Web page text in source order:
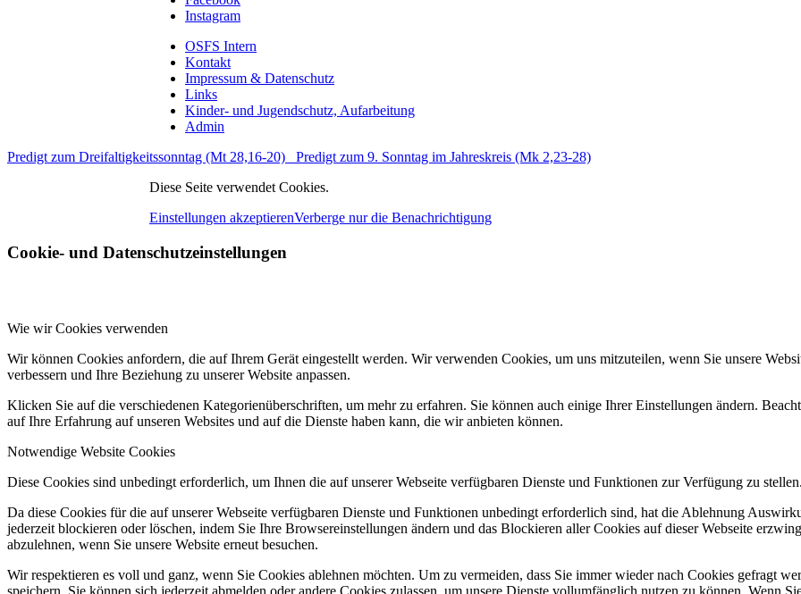
Instagram
OSFS Intern
Kontakt
Impressum & Datenschutz
Links
Kinder- und Jugendschutz, Aufarbeitung
Admin
Predigt zum Dreifaltigkeitssonntag (Mt 28,16-20)
Predigt zum 9. Sonntag im Jahreskreis (Mk 2,23-28)
Diese Seite verwendet Cookies.
Einstellungen akzeptierenVerberge nur die Benachrichtigung
Cookie- und Datenschutzeinstellungen
Wie wir Cookies verwenden
Wir können Cookies anfordern, die auf Ihrem Gerät eingestellt werden. Wir verwenden Cookies, um uns mitzuteilen, wenn Sie unsere
verbessern und Ihre Beziehung zu unserer Website anpassen.
Klicken Sie auf die verschiedenen Kategorienüberschriften, um mehr zu erfahren. Sie können auch einige Ihrer Einstellungen ändern.
auf Ihre Erfahrung auf unseren Websites und auf die Dienste haben kann, die wir anbieten können.
Notwendige Website Cookies
Diese Cookies sind unbedingt erforderlich, um Ihnen die auf unserer Webseite verfügbaren Dienste und Funktionen zur Verfügung zu stellen.
Da diese Cookies für die auf unserer Webseite verfügbaren Dienste und Funktionen unbedingt erforderlich sind, hat die Ablehnung
jederzeit blockieren oder löschen, indem Sie Ihre Browsereinstellungen ändern und das Blockieren aller Cookies auf dieser Webseite
abzulehnen, wenn Sie unsere Website erneut besuchen.
Wir respektieren es voll und ganz, wenn Sie Cookies ablehnen möchten. Um zu vermeiden, dass Sie immer wieder nach Cookies gefragt
speichern. Sie können sich jederzeit abmelden oder andere Cookies zulassen, um unsere Dienste vollumfänglich nutzen zu können. Wenn